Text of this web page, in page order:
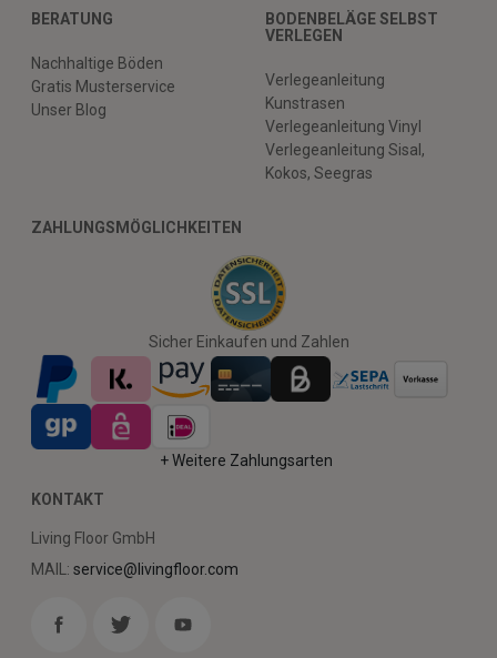
BERATUNG
Nachhaltige Böden
Gratis Musterservice
Unser Blog
BODENBELÄGE SELBST
VERLEGEN
Verlegeanleitung
Kunstrasen
Verlegeanleitung Vinyl
Verlegeanleitung Sisal,
Kokos, Seegras
ZAHLUNGSMÖGLICHKEITEN
Sicher Einkaufen und Zahlen
+ Weitere Zahlungsarten
KONTAKT
Living Floor GmbH
MAIL: service@livingfloor.com